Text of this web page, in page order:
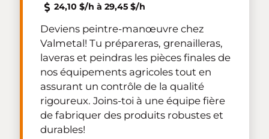
24,10 $/h à 29,45 $/h
Deviens peintre-manœuvre chez
Valmetal! Tu prépareras, grenailleras,
laveras et peindras les pièces finales de
nos équipements agricoles tout en
assurant un contrôle de la qualité
rigoureux. Joins-toi à une équipe fière
de fabriquer des produits robustes et
durables!